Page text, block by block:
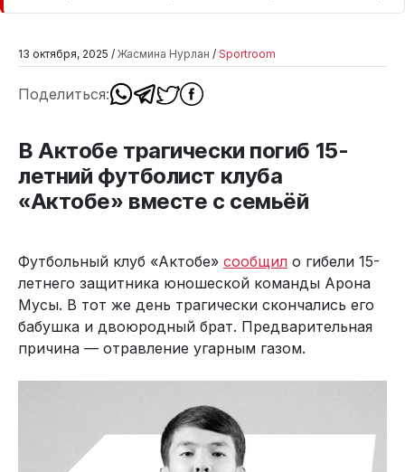
13 октября, 2025 / Жасмина Нурлан / Sportroom
Поделиться:
В Актобе трагически погиб 15-
летний футболист клуба
«Актобе» вместе с семьёй
Футбольный клуб «Актобе» сообщил о гибели 15-
летнего защитника юношеской команды Арона
Мусы. В тот же день трагически скончались его
бабушка и двоюродный брат. Предварительная
причина — отравление угарным газом.